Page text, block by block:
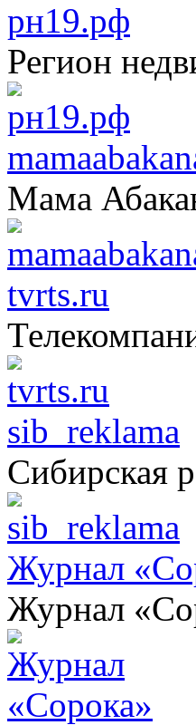
рн19.рф
Регион
Мама
tvrts.ru
sib_reklama
Сибирская
Журнал
Журнал